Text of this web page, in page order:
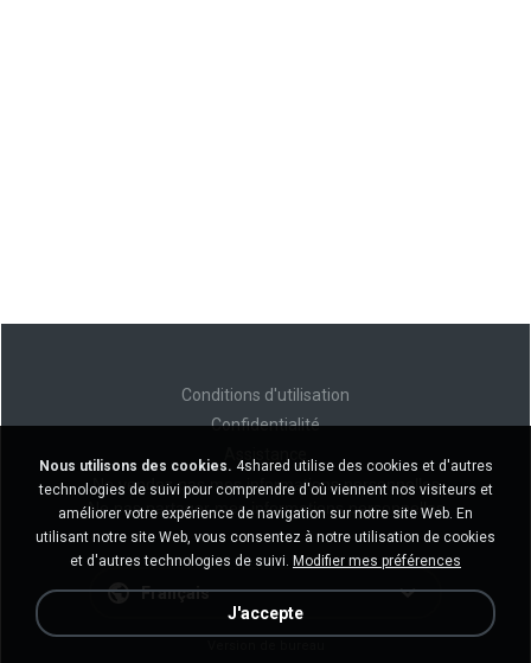
Conditions d'utilisation
Confidentialité
Ne vendez pas mes informations personnelles
Ne pas partager mes informations personnelles
Français
Nous utilisons des cookies. 4shared utilise des cookies et d'autres
technologies de suivi pour comprendre d'où viennent nos visiteurs et
améliorer votre expérience de navigation sur notre site Web. En
utilisant notre site Web, vous consentez à notre utilisation de cookies
et d'autres technologies de suivi. Modifier mes préférences
J'accepte